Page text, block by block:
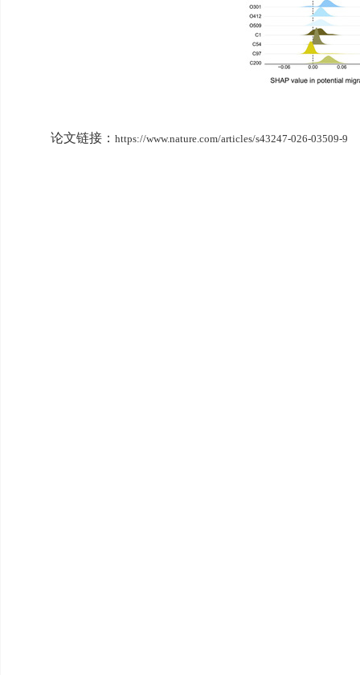
论文链接： https://www.nature.com/articles/s43247-026-03509-9